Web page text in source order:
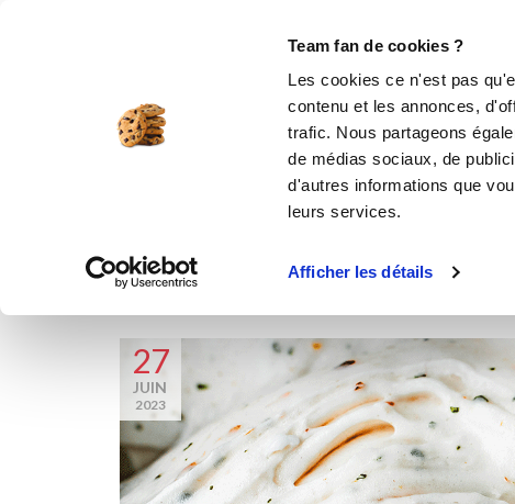
Team fan de cookies ?
Les cookies ce n'est pas
contenu et les annonces,
trafic. Nous partageons
de médias sociaux, de
d'autres informations que
leurs services.
Afficher les détails
27
JUIN
2023